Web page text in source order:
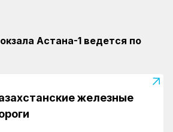
Астана-1 ведется по
железные